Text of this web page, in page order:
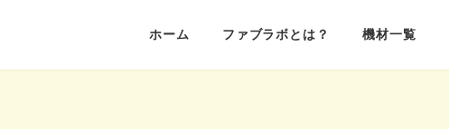
テ
ゲ
ホーム ファブラボとは？ 機材一覧